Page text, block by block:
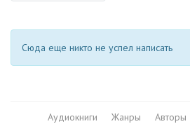
Сюда еще никто не успел написать
Аудиокниги Жанры Авторы